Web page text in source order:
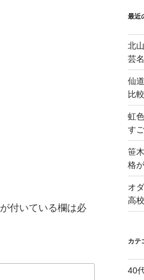
が付いている欄は必
最近
北
芸
仙
比
虹
す
笹
格
オ
高
カテ
40